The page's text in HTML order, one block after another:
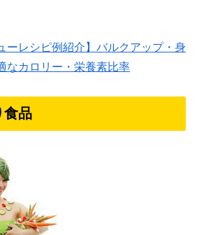
ーレシピ例紹介】バルクアップ・身
なカロリー・栄養素比率
食品